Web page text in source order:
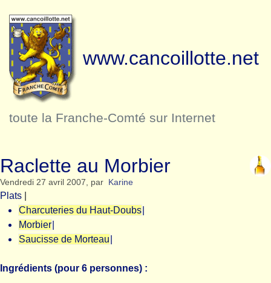
www.cancoillotte.net
toute la Franche-Comté sur Internet
Raclette au Morbier
Vendredi 27 avril 2007, par Karine
Plats
Charcuteries du Haut-Doubs
Morbier
Saucisse de Morteau
Ingrédients (pour 6 personnes) :